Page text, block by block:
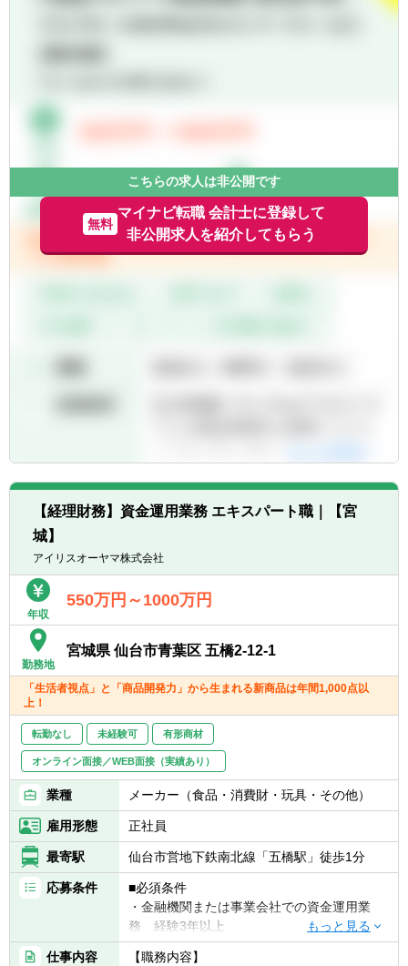
出し、成長を促進する環境を提供します。
を目指しています。
大阪：会計/経営コンサル、FAS、M&A仲介
名古屋：会計/経営コンサルのみ
福岡：会計/経営コンサルのみ
北海道：会計/経営コンサルのみ
こちらの求人は非公開です
無料
マイナビ転職 会計士に登録して
非公開求人を紹介してもらう
【経理財務】資金運用業務 エキスパート職｜【宮
城】
アイリスオーヤマ株式会社
年収
550万円～1000万円
勤務地
宮城県 仙台市青葉区 五橋2-12-1
「生活者視点」と「商品開発力」から生まれる新商品は年間1,000点以
上！
転勤なし 未経験可 有形商材
オンライン面接／WEB面接（実績あり）
業種 メーカー（食品・消費財・玩具・その他）
雇用形態 正社員
最寄駅 仙台市営地下鉄南北線「五橋駅」徒歩1分
応募条件
■必須条件
・金融機関または事業会社での資金運用業
務 経験3年以上
・会計・簿記にかかる基礎知識
仕事内容
【職務内容】